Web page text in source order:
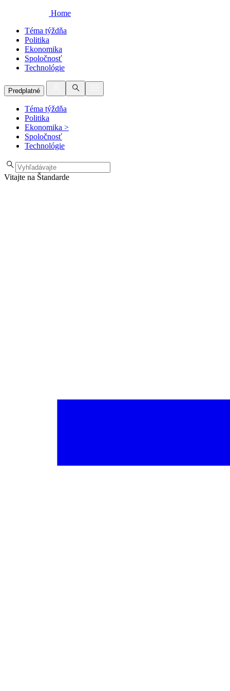
Home
Téma týždňa
Politika
Ekonomika
Spoločnosť
Technológie
Predplatné
Téma týždňa
Politika
Ekonomika >
Spoločnosť
Technológie
Vitajte na Štandarde